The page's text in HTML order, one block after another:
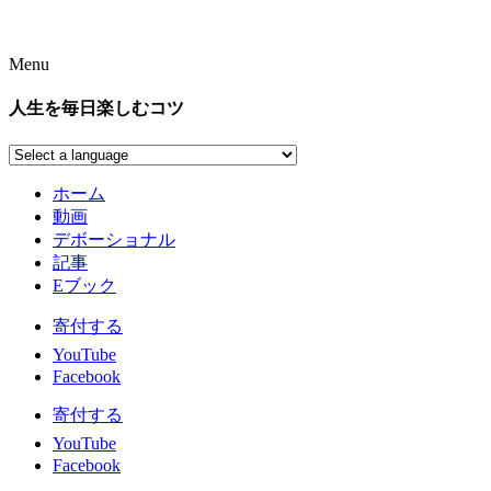
Menu
人生を毎日楽しむコツ
ホーム
動画
デボーショナル
記事
Eブック
寄付する
YouTube
Facebook
寄付する
YouTube
Facebook